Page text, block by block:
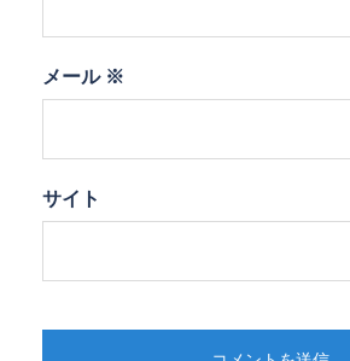
メール ※
サイト